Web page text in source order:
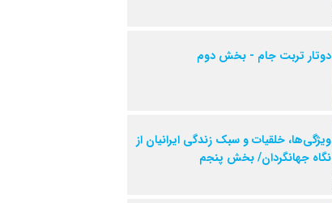
دوتار تربت جام - بخش دوم
ویژگی‌ها، خلقیات و سبک زندگی ایرانیان از
نگاه جهانگردان/ بخش پنجم